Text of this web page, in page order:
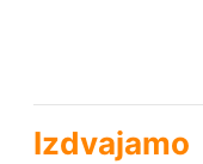
Izdvajamo